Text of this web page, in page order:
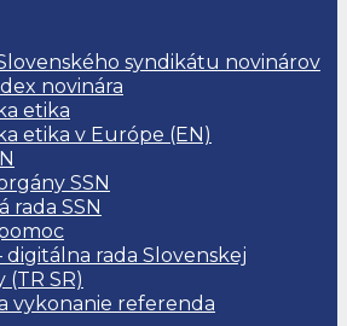
syndikátu novinárov
novinára
etika
etika v Európe (EN)
SSN
rada SSN
digitálna rada Slovenskej
SR)
vykonanie referenda